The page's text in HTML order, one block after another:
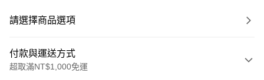
請選擇商品選項
付款與運送方式
超取滿NT$1,000免運